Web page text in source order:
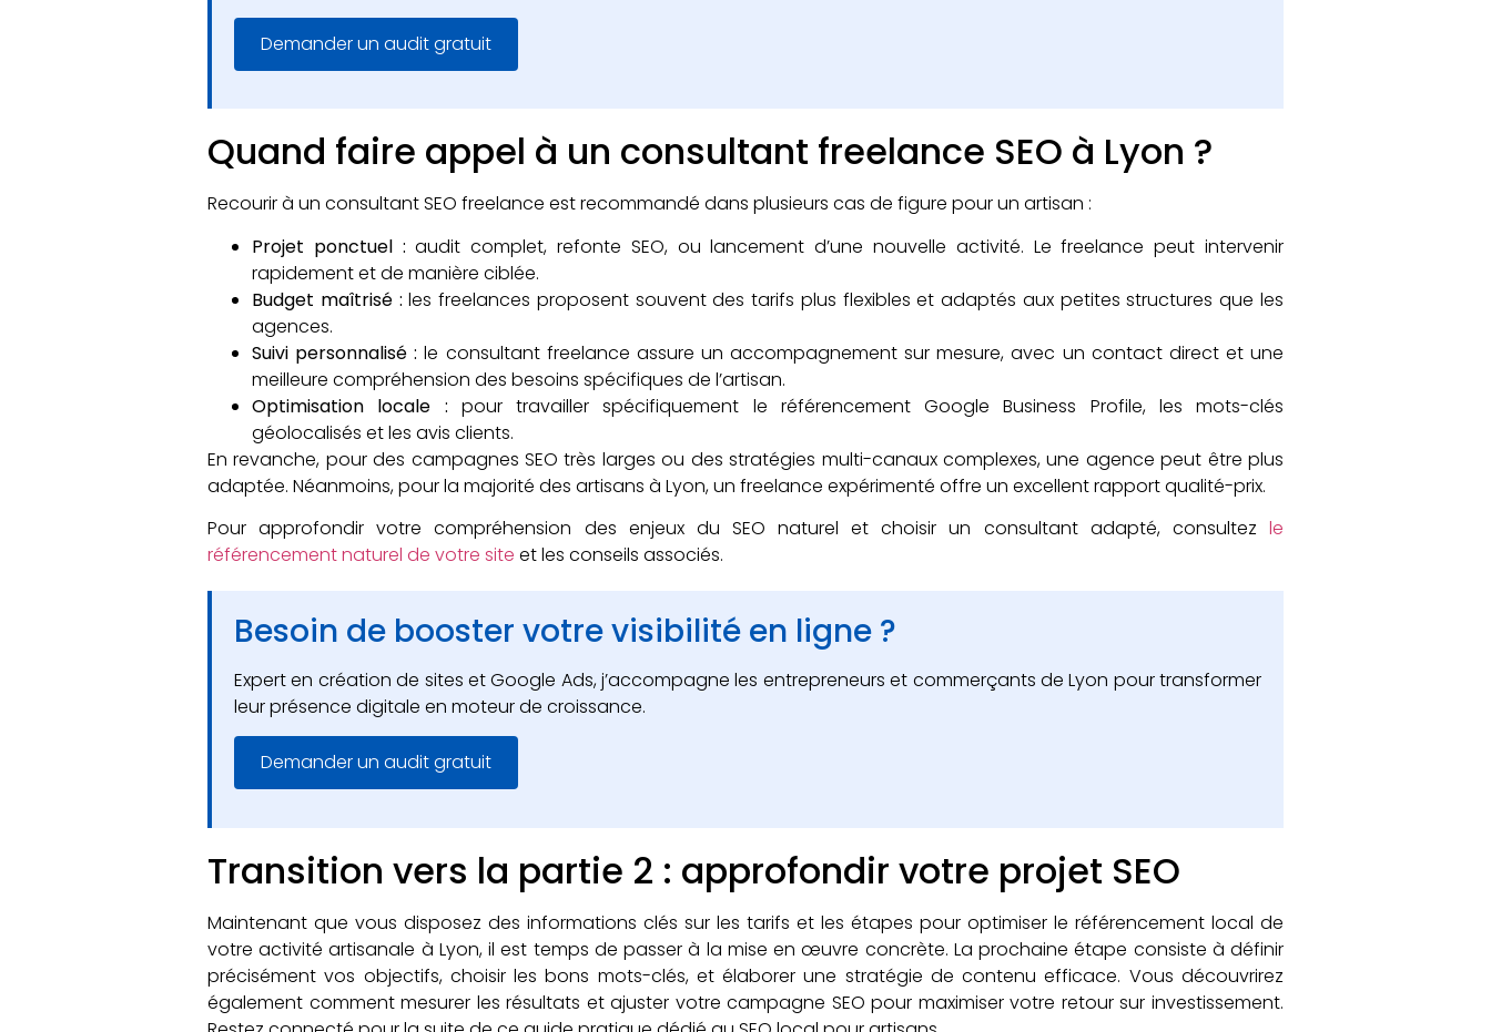
Demander un audit gratuit
Quand faire appel à un consultant freelance SEO à Lyon ?
Recourir à un consultant SEO freelance est recommandé dans plusieurs cas de figure pour un artisan :
Projet ponctuel : audit complet, refonte SEO, ou lancement d’une nouvelle activité. Le freelance peut intervenir
rapidement et de manière ciblée.
Budget maîtrisé : les freelances proposent souvent des tarifs plus flexibles et adaptés aux petites structures que les
agences.
Suivi personnalisé : le consultant freelance assure un accompagnement sur mesure, avec un contact direct et une
meilleure compréhension des besoins spécifiques de l’artisan.
Optimisation locale : pour travailler spécifiquement le référencement Google Business Profile, les mots-clés
géolocalisés et les avis clients.
En revanche, pour des campagnes SEO très larges ou des stratégies multi-canaux complexes, une agence peut être plus
adaptée. Néanmoins, pour la majorité des artisans à Lyon, un freelance expérimenté offre un excellent rapport qualité-prix.
Pour approfondir votre compréhension des enjeux du SEO naturel et choisir un consultant adapté, consultez le
référencement naturel de votre site et les conseils associés.
Besoin de booster votre visibilité en ligne ?
Expert en création de sites et Google Ads, j’accompagne les entrepreneurs et commerçants de Lyon pour transformer
leur présence digitale en moteur de croissance.
Demander un audit gratuit
Transition vers la partie 2 : approfondir votre projet SEO
Maintenant que vous disposez des informations clés sur les tarifs et les étapes pour optimiser le référencement local de
votre activité artisanale à Lyon, il est temps de passer à la mise en œuvre concrète. La prochaine étape consiste à définir
précisément vos objectifs, choisir les bons mots-clés, et élaborer une stratégie de contenu efficace. Vous découvrirez
également comment mesurer les résultats et ajuster votre campagne SEO pour maximiser votre retour sur investissement.